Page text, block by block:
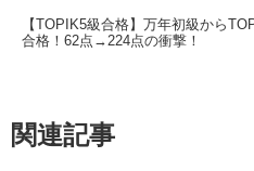
【TOPIK5級合格】万年初級から
合格！62点→224点の衝撃！
関連記事